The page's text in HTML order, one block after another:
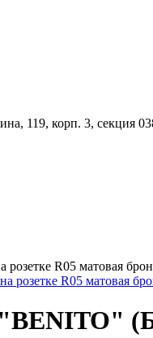
119, корп. 3, секция
R05 матовая